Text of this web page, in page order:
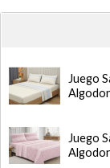
Juego
Juego